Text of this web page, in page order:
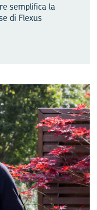
semplifica la
di Flexus